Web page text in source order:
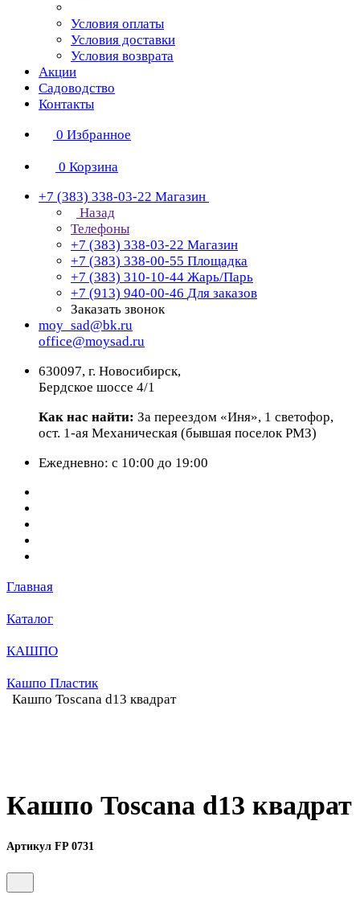
Условия оплаты
Условия доставки
Условия возврата
Акции
Садоводство
Контакты
0 Избранное
0 Корзина
+7 (383) 338-03-22 Магазин
Назад
Телефоны
+7 (383) 338-03-22 Магазин
+7 (383) 338-00-55 Площадка
+7 (383) 310-10-44 Жарь/Парь
+7 (913) 940-00-46 Для заказов
Заказать звонок
moy_sad@bk.ru
office@moysad.ru
630097, г. Новосибирск,
Бердское шоссе 4/1
Как нас найти: За переездом «Иня», 1 светофор,
ост. 1-ая Механическая (бывшая поселок РМЗ)
Ежедневно: с 10:00 до 19:00
Главная
Каталог
КАШПО
Кашпо Пластик
Кашпо Toscana d13 квадрат
Кашпо Toscana d13 квадрат
Артикул FP 0731